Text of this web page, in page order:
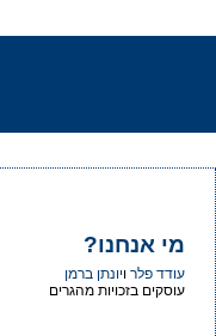
מי אנחנו?
עודד פלר ויונתן ברמן
עוסקים בזכויות מהגרים